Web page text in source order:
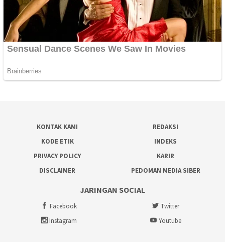
KONTAK KAMI
REDAKSI
KODE ETIK
INDEKS
PRIVACY POLICY
KARIR
DISCLAIMER
PEDOMAN MEDIA SIBER
JARINGAN SOCIAL
Facebook
Twitter
Instagram
Youtube